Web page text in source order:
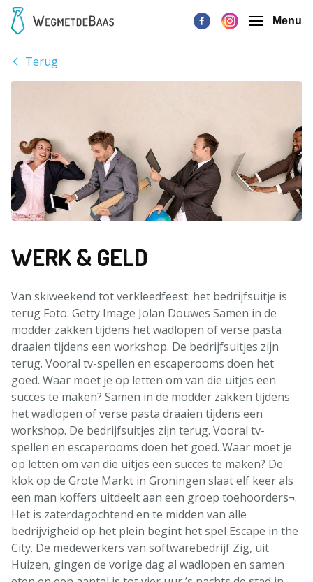
Menu
Terug
WERK & GELD
Van skiweekend tot verkleedfeest: het bedrijfsuitje is
terug Foto: Getty Image Jolan Douwes Samen in de
modder zakken tijdens het wadlopen of verse pasta
draaien tijdens een workshop. De bedrijfsuitjes zijn
terug. Vooral tv-spellen en escaperooms doen het
goed. Waar moet je op letten om van die uitjes een
succes te maken? Samen in de modder zakken tijdens
het wadlopen of verse pasta draaien tijdens een
workshop. De bedrijfsuitjes zijn terug. Vooral tv-
spellen en escaperooms doen het goed. Waar moet je
op letten om van die uitjes een succes te maken? De
klok op de Grote Markt in Groningen slaat elf keer als
een man koffers uitdeelt aan een groep toehoorders¬.
Het is zaterdagochtend en te midden van alle
bedrijvigheid op het plein begint het spel Escape in the
City. De medewerkers van softwarebedrijf Zig, uit
Huizen, gingen de vorige dag al wadlopen en samen